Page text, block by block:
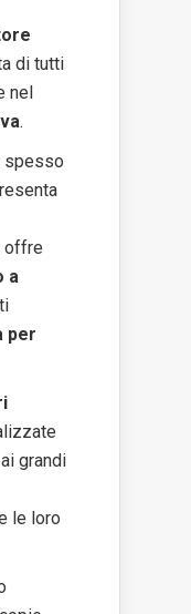
di tutti
nel
.
spesso
offre
a
per
grandi
le loro